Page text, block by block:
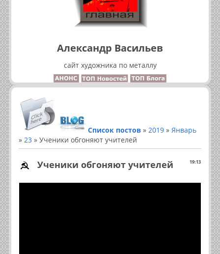
Александр Васильев
сайт художника по металлу
Список постов » 2019 » Январь
» 23 » Ученики обгоняют учителей
19:13
Ученики обгоняют учителей